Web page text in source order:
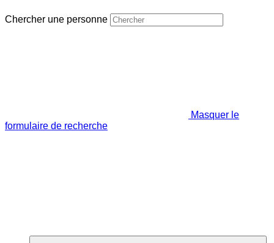
Chercher une personne
Masquer le
formulaire de recherche